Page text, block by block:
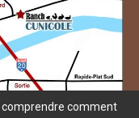
comprendre comment